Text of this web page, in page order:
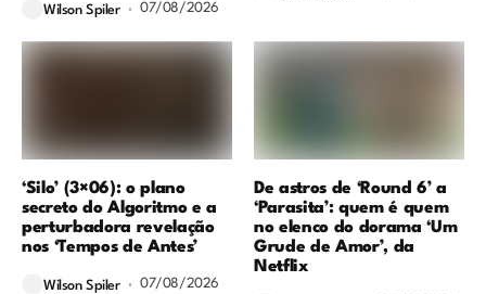
Wilson Spiler 07/08/2026
‘Silo’ (3×06): o plano
secreto do Algoritmo e a
perturbadora revelação
nos ‘Tempos de Antes’
Wilson Spiler 07/08/2026
De astros de ‘Round 6’ a
‘Parasita’: quem é quem
no elenco do dorama ‘Um
Grude de Amor’, da
Netflix